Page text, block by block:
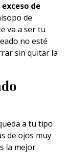
de
de
va a ser tu
no esté
sin quitar la
a tu tipo
de ojos muy
la mejor